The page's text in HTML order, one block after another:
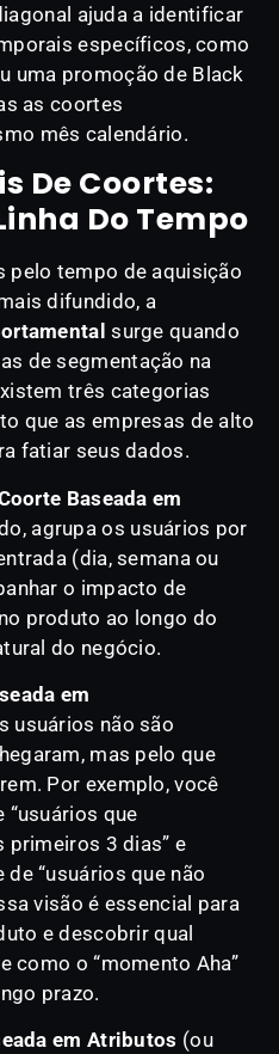
ajuda a identificar
específicos, como
uma promoção de Black
as coortes
mês calendário.
De Coortes:
Do Tempo
pelo tempo de aquisição
difundido, a
surge quando
de segmentação na
três categorias
que as empresas de alto
fatiar seus dados.
Baseada em
agrupa os usuários por
(dia, semana ou
o impacto de
produto ao longo do
do negócio.
em
usuários não são
mas pelo que
Por exemplo, você
que
3 dias” e
“usuários que não
visão é essencial para
e descobrir qual
como o “momento Aha”
prazo.
em Atributos (ou